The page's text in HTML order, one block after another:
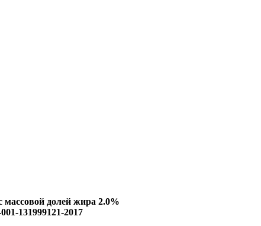
долей жира 2.0%
131999121-2017